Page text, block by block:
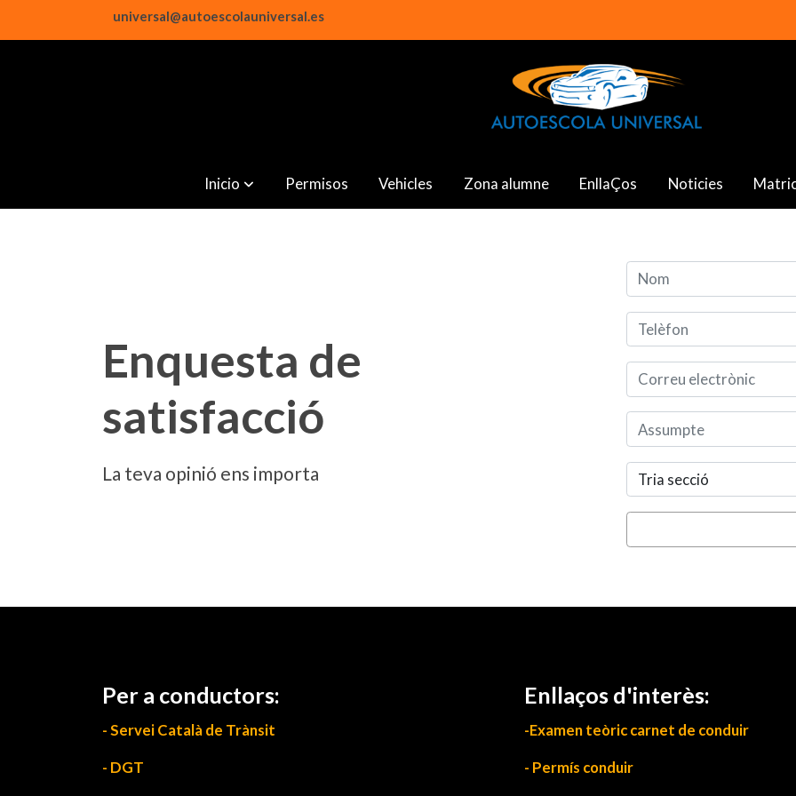
universal@autoescolauniversal.es
Inicio Permisos Vehicles Zona alumne EnllaÇos Noticies
Enquesta de
satisfacció
La teva opinió ens importa Tria secció
Per a conductors:
- Servei Català de Trànsit
- DGT
Enllaços d'interès:
-Examen teòric carnet de conduir
- Permís conduir